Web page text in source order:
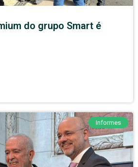
do grupo Smart é
Informes